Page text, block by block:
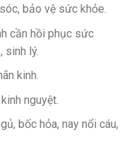
bảo vệ sức khỏe.
cần hồi phục sức
sinh lý.
kinh.
nguyệt.
bốc hỏa, nay nổi cáu,